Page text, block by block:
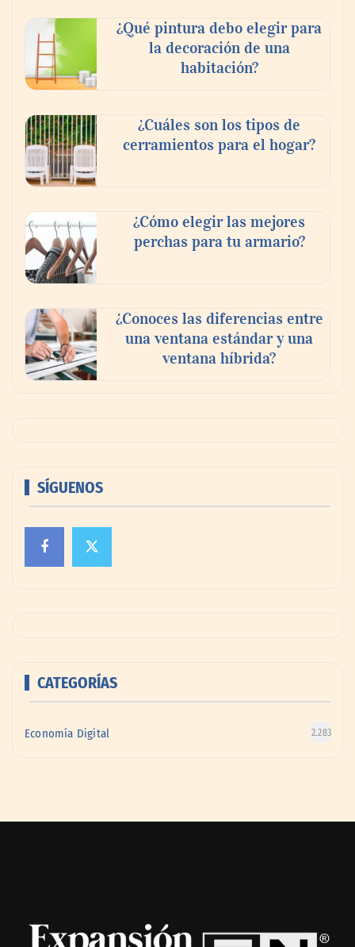
¿Qué pintura debo elegir para
la decoración de una
habitación?
¿Cuáles son los tipos de
cerramientos para el hogar?
¿Cómo elegir las mejores
perchas para tu armario?
¿Conoces las diferencias entre
una ventana estándar y una
ventana híbrida?
SÍGUENOS
CATEGORÍAS
Economía Digital 2.283